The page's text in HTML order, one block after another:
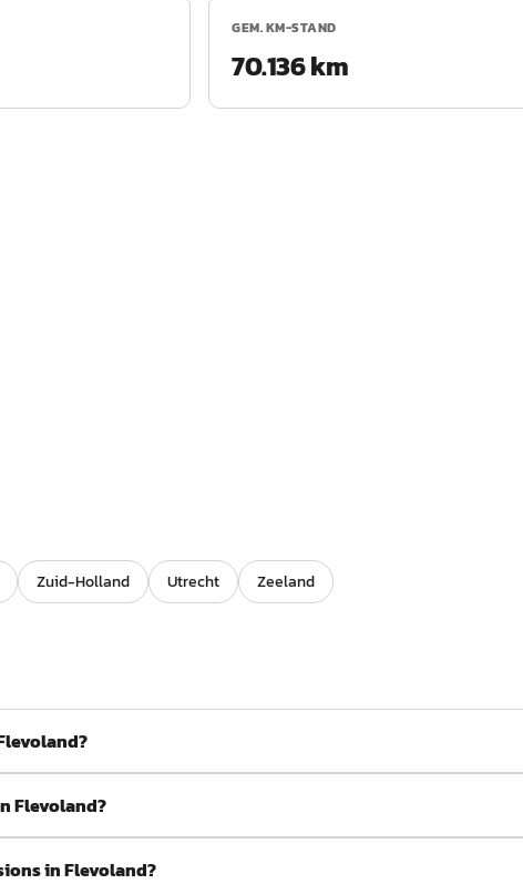
GEM. KM-STAND
70.136 km
Zuid-Holland Utrecht Zeeland
Flevoland?
in Flevoland?